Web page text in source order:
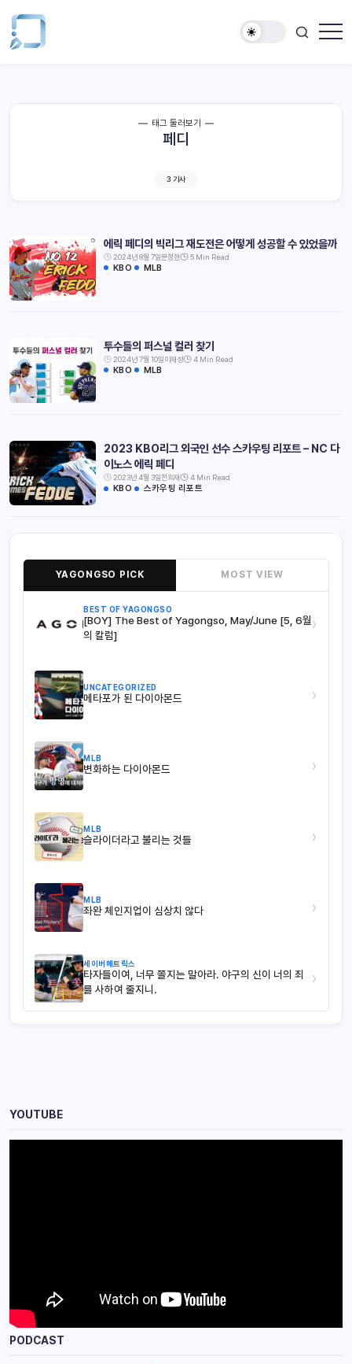
태그 둘러보기
페디
3 기사
에릭 페디의 빅리그 재도전은 어떻게 성공할 수 있었을까
2024년 8월 7일문정현 5 Min Read
KBO MLB
투수들의 퍼스널 컬러 찾기
2024년 7월 10일이재성 4 Min Read
KBO MLB
2023 KBO리그 외국인 선수 스카우팅 리포트 – NC 다
이노스 에릭 페디
2023년 4월 3일전희재 4 Min Read
KBO 스카우팅 리포트
YAGONGSO PICK MOST VIEW
BEST OF YAGONGSO
[BOY] The Best of Yagongso, May/June [5, 6월
의 칼럼]
›
UNCATEGORIZED
메타포가 된 다이아몬드 ›
MLB
변화하는 다이아몬드 ›
MLB
슬라이더라고 불리는 것들 ›
MLB
좌완 체인지업이 심상치 않다 ›
세이버메트릭스
타자들이여, 너무 쫄지는 말아라. 야구의 신이 너의 죄
를 사하여 줄지니.
›
YOUTUBE
PODCAST